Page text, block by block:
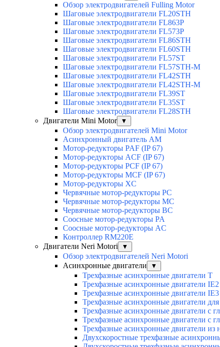
Обзор электродвигателей Fulling Motor
Шаговые электродвигатели FL20STH
Шаговые электродвигатели FL863P
Шаговые электродвигатели FL573P
Шаговые электродвигатели FL86STH
Шаговые электродвигатели FL60STH
Шаговые электродвигатели FL57ST
Шаговые электродвигатели FL57STH-M
Шаговые электродвигатели FL42STH
Шаговые электродвигатели FL42STH-M
Шаговые электродвигатели FL39ST
Шаговые электродвигатели FL35ST
Шаговые электродвигатели FL28STH
Двигатели Mini Motor
▼
Обзор электродвигателей Mini Motor
Асинхронный двигатель AM
Мотор-редукторы PAF (IP 67)
Мотор-редукторы ACF (IP 67)
Мотор-редукторы PCF (IP 67)
Мотор-редукторы MCF (IP 67)
Мотор-редукторы XC
Червячные мотор-редукторы PC
Червячные мотор-редукторы MC
Червячные мотор-редукторы BC
Соосные мотор-редукторы PA
Соосные мотор-редукторы AC
Контроллер RM220E
Двигатели Neri Motori
▼
Обзор электродвигателей Neri Motori
Асинхронные двигатели
▼
Трехфазные асинхронные двигатели Т
Трехфазные асинхронные двигатели
Трехфазные асинхронные двигатели
Трехфазные асинхронные двигатели
Трехфазные асинхронные двигатели с
Трехфазные асинхронные двигатели с
Трехфазные асинхронные двигатели
Двухскоростные трехфазные